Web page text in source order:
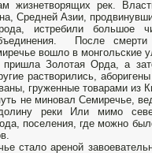
жизнетворящих рек.
Средней Азии,
истребили большое
После
вошло в
Золотая Орда, а
растворились,
груженные товарами из
не миновал Семиречье,
реки Или мимо
поселения, где можно
стало ареной